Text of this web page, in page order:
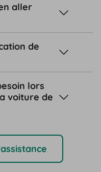
aller
de
lors
voiture de